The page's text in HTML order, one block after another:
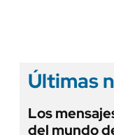
Últimas
Los
del mundo